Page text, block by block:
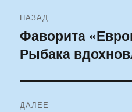
по
записям
НАЗАД
Предыдущая
запись:
Фаворита
Рыбака
ДАЛЕЕ